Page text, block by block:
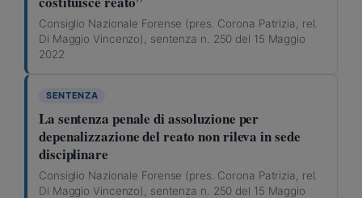
Consiglio Nazionale Forense (pres. Corona Patrizia, rel.
Di Maggio Vincenzo), sentenza n. 250 del 15 Maggio
2022
SENTENZA
La sentenza penale di assoluzione per
depenalizzazione del reato non rileva in sede
disciplinare
Consiglio Nazionale Forense (pres. Corona Patrizia, rel.
Di Maggio Vincenzo), sentenza n. 250 del 15 Maggio